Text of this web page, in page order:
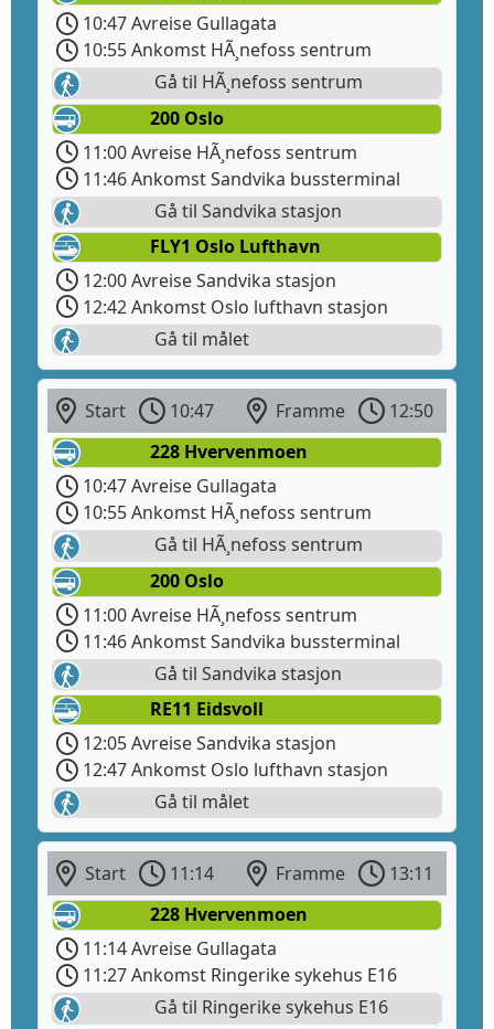
10:47 Avreise Gullagata
10:55 Ankomst HÃ¸nefoss sentrum
Gå til HÃ¸nefoss sentrum
200 Oslo
11:00 Avreise HÃ¸nefoss sentrum
11:46 Ankomst Sandvika bussterminal
Gå til Sandvika stasjon
FLY1 Oslo Lufthavn
12:00 Avreise Sandvika stasjon
12:42 Ankomst Oslo lufthavn stasjon
Gå til målet
Start 10:47 Framme
12:50
228 Hvervenmoen
10:47 Avreise Gullagata
10:55 Ankomst HÃ¸nefoss sentrum
Gå til HÃ¸nefoss sentrum
200 Oslo
11:00 Avreise HÃ¸nefoss sentrum
11:46 Ankomst Sandvika bussterminal
Gå til Sandvika stasjon
RE11 Eidsvoll
12:05 Avreise Sandvika stasjon
12:47 Ankomst Oslo lufthavn stasjon
Gå til målet
Start 11:14 Framme
13:11
228 Hvervenmoen
11:14 Avreise Gullagata
11:27 Ankomst Ringerike sykehus E16
Gå til Ringerike sykehus E16